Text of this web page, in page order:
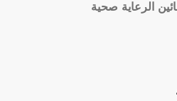
الرعاية صحية